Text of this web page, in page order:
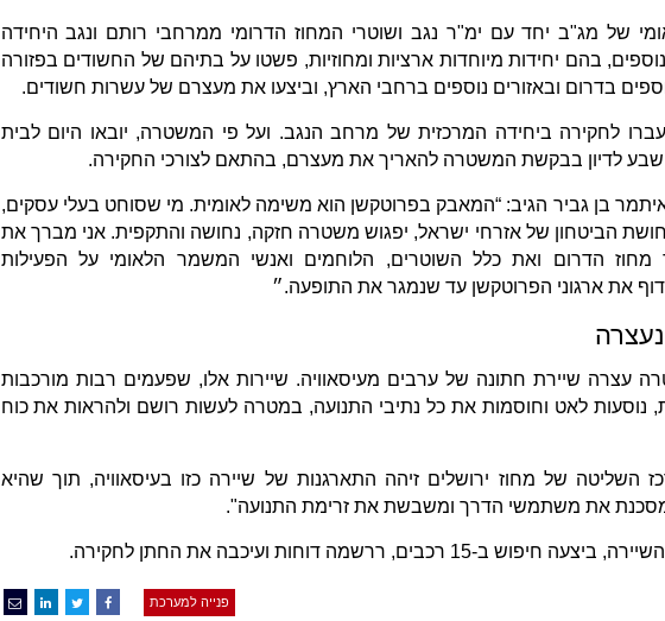
של מג"ב יחד עם ימ"ר נגב ושוטרי המחוז הדרומי ממרחבי רותם ונגב היחידה
נוספים, בהם יחידות מיוחדות ארציות ומחוזיות, פשטו על בתיהם של החשודים בפזורה
בדרום ובאזורים נוספים ברחבי הארץ, וביצעו את מעצרם של עשרות חשודים.
לחקירה ביחידה המרכזית של מרחב הנגב. ועל פי המשטרה, יובאו היום לבית
לדיון בבקשת המשטרה להאריך את מעצרם, בהתאם לצורכי החקירה.
בן גביר הגיב: “המאבק בפרוטקשן הוא משימה לאומית. מי שסוחט בעלי עסקים,
הביטחון של אזרחי ישראל, יפגוש משטרה חזקה, נחושה והתקפית. אני מברך את
הדרום ואת כלל השוטרים, הלוחמים ואנשי המשמר הלאומי על הפעילות
את ארגוני הפרוטקשן עד שנמגר את התופעה.״
עצרה שיירת חתונה של ערבים מעיסאוויה. שיירות אלו, שפעמים רבות מורכבות
נוסעות לאט וחוסמות את כל נתיבי התנועה, במטרה לעשות רושם ולהראות את כוח
השליטה של מחוז ירושלים זיהה התארגנות של שיירה כזו בעיסאוויה, תוך שהיא
מסכנת את משתמשי הדרך ומשבשת את זרימת התנועה".
רכבים, ררשמה דוחות ועיכבה את החתן לחקירה.
פנייה למערכת